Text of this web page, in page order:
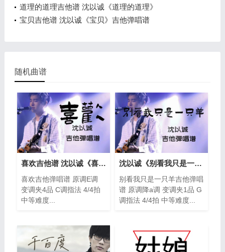
道理的道理吉他谱 沈以诚《道理的道理》
宝贝吉他谱 沈以诚《宝贝》吉他弹唱谱
随机曲谱
喜欢吉他谱 沈以诚《喜欢》吉他弹唱谱
喜欢吉他弹唱谱 原调E调
变调夹4品 C调指法 4/4拍
中等难度...
沈以诚《别看我只是一只羊》吉他弹唱谱
别看我只是一只羊吉他弹唱
谱 原调降a调 变调夹1品 G
调指法 4/4拍 中等难度...